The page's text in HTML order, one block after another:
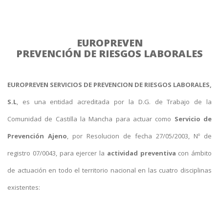
EUROPREVEN
PREVENCIÓN DE RIESGOS LABORALES
EUROPREVEN SERVICIOS DE PREVENCION DE RIESGOS LABORALES,
S.L, es una entidad acreditada por la D.G. de Trabajo de la
Comunidad de Castilla la Mancha para actuar como Servicio de
Prevención Ajeno, por Resolucion de fecha 27/05/2003, Nº de
registro 07/0043, para ejercer la actividad preventiva con ámbito
de actuación en todo el territorio nacional en las cuatro disciplinas
existentes: